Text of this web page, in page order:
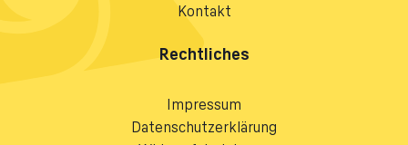
Kontakt
Rechtliches
Impressum
Datenschutzerklärung